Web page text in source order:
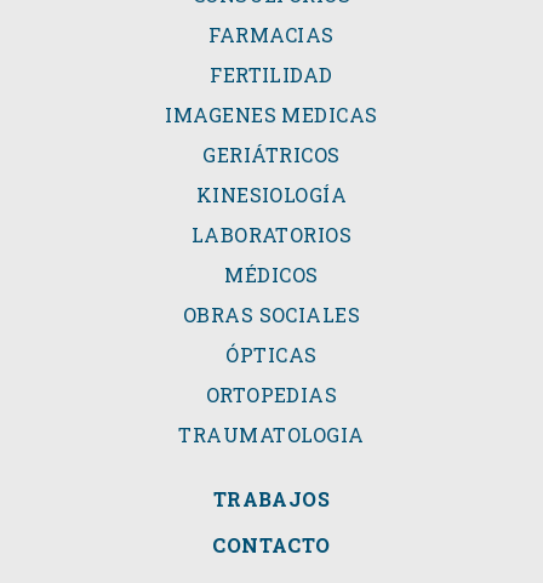
FARMACIAS
FERTILIDAD
IMAGENES MEDICAS
GERIÁTRICOS
KINESIOLOGÍA
LABORATORIOS
MÉDICOS
OBRAS SOCIALES
ÓPTICAS
ORTOPEDIAS
TRAUMATOLOGIA
TRABAJOS
CONTACTO